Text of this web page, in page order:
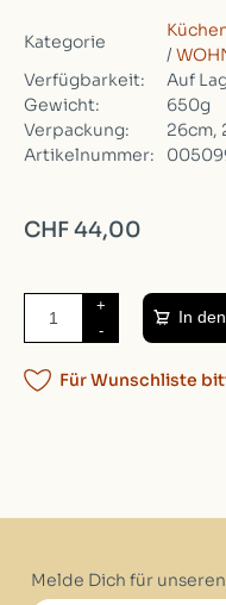
Kategorie
/
Verfügbarkeit:
Auf
Gewicht:
650g
Verpackung:
26cm,
Artikelnummer:
CHF 44,00
+
-
In
Für Wunschliste
Melde Dich für